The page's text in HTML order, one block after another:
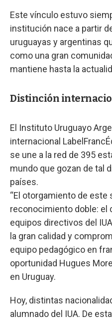
Este vínculo estuvo
institución nace a partir
uruguayas y argentinas
como una gran
mantiene hasta la
Distinción
El Instituto Uruguayo
internacional
se une a la red de 395
mundo que gozan de tal
países.
“El otorgamiento de este
reconocimiento doble: el
equipos directivos del
la gran calidad y
equipo pedagógico en
oportunidad Hugues
en Uruguay.
Hoy, distintas
alumnado del IUA. De